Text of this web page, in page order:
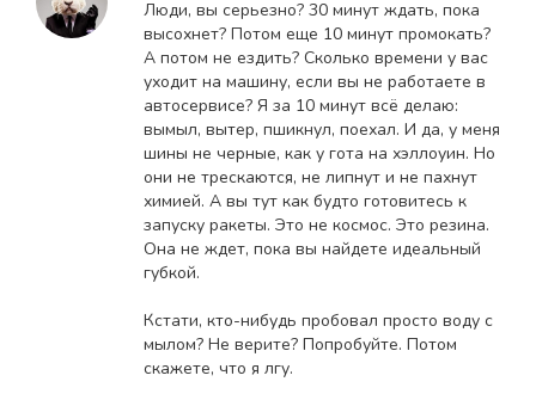
Люди, вы серьезно? 30 минут ждать, пока
высохнет? Потом еще 10 минут промокать?
А потом не ездить? Сколько времени у вас
уходит на машину, если вы не работаете в
автосервисе? Я за 10 минут всё делаю:
вымыл, вытер, пшикнул, поехал. И да, у меня
шины не черные, как у гота на хэллоуин. Но
они не трескаются, не липнут и не пахнут
химией. А вы тут как будто готовитесь к
запуску ракеты. Это не космос. Это резина.
Она не ждет, пока вы найдете идеальный
губкой.
Кстати, кто-нибудь пробовал просто воду с
мылом? Не верите? Попробуйте. Потом
скажете, что я лгу.